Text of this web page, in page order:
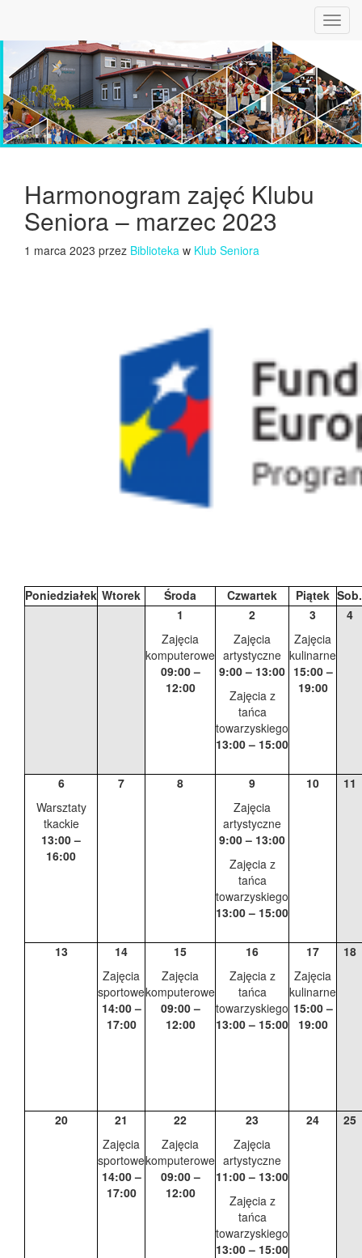
Harmonogram zajęć Klubu
Seniora – marzec 2023
1 marca 2023 przez Biblioteka w Klub Seniora
Poniedziałek Wtorek Środa Czwartek Piątek Sob.
1
Zajęcia
komputerowe
09:00 –
12:00
2
Zajęcia
artystyczne
9:00 – 13:00
Zajęcia z
tańca
towarzyskiego
13:00 – 15:00
3
Zajęcia
kulinarne
15:00 –
19:00
4
6
Warsztaty
tkackie
13:00 –
16:00
7 8
9
Zajęcia
artystyczne
9:00 – 13:00
Zajęcia z
tańca
towarzyskiego
13:00 – 15:00
10 11
13
14
Zajęcia
sportowe
14:00 –
17:00
15
Zajęcia
komputerowe
09:00 –
12:00
16
Zajęcia z
tańca
towarzyskiego
13:00 – 15:00
17
Zajęcia
kulinarne
15:00 –
19:00
18
20
21
Zajęcia
sportowe
14:00 –
17:00
22
Zajęcia
komputerowe
09:00 –
12:00
23
Zajęcia
artystyczne
11:00 – 13:00
Zajęcia z
tańca
towarzyskiego
13:00 – 15:00
24 25